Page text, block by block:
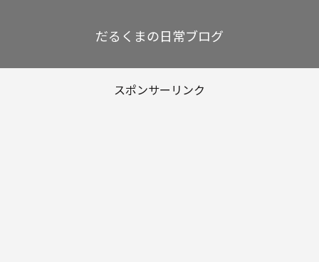
だるくまの日常ブログ
スポンサーリンク